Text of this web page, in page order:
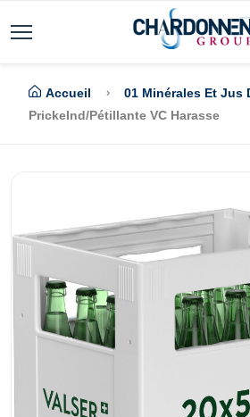
Accueil 01 Minérales Et Jus
Prickelnd/Pétillante VC Harasse